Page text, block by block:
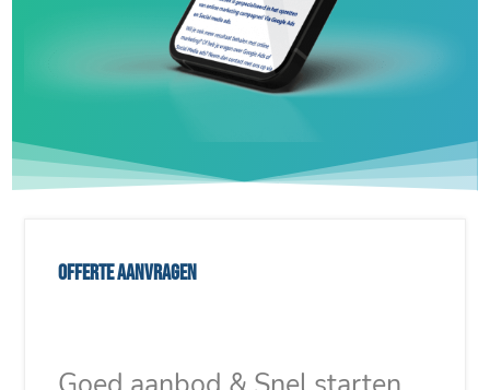
Offerte aanvragen